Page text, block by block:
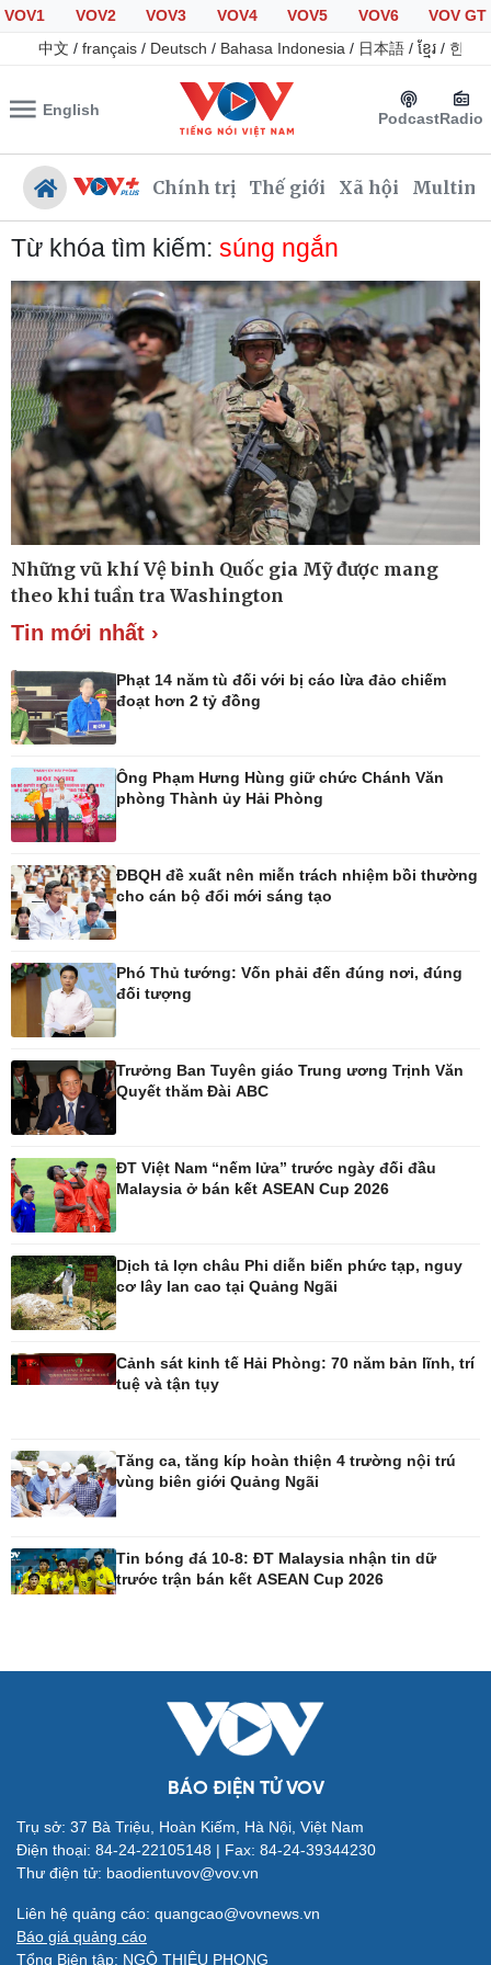
VOV1 VOV2 VOV3 VOV4 VOV5 VOV6
VOV GT
中文 / français / Deutsch / Bahasa Indonesia / 日本語 / ខ្មែរ / 한국
English PodcastRadio
Chính trị Thế giới Xã hội
Chính trị
Đảng
Tổ chức nhân sự
Quốc hội
Nhận diện sự thật
Xã hội
Tin 24h
Dự báo thời tiết
Giáo dục
Dấu ấn VOV
Việc làm
Biển đảo
Thế giới
Quan sát
Cuộc sống đó đây
Multimedia
Ảnh
Infographic
Kinh tế
Bất động sản
Khởi nghiệp
Thị trường
Chứng khoán
Xổ số 3 miền
Vụ án
Tin nóng
Tư vấn luật
Pickleball
Bóng đá Việt Nam
Lịch thi đấu bóng đá
eSports
Ô tô - Xe máy
Ô tô
Xe máy
Thông tin doanh nghiệp
Sành điệu
Tin Công nghệ
Dinh dưỡng - món ngon
Phòng mạch online
Ăn sạch sống khỏe
Đời sống
Nhà đẹp
Tình yêu - Gia đình
Văn hóa
Âm nhạc
Từ khóa tìm kiếm: súng ngắn
Những vũ khí Vệ binh Quốc gia Mỹ được mang
theo khi tuần tra Washington
Tin mới nhất ›
Phạt 14 năm tù đối với bị cáo lừa đảo chiếm
đoạt hơn 2 tỷ đồng
Ông Phạm Hưng Hùng giữ chức Chánh Văn
phòng Thành ủy Hải Phòng
ĐBQH đề xuất nên miễn trách nhiệm bồi thường
cho cán bộ đổi mới sáng tạo
Phó Thủ tướng: Vốn phải đến đúng nơi, đúng
đối tượng
Trưởng Ban Tuyên giáo Trung ương Trịnh Văn
Quyết thăm Đài ABC
ĐT Việt Nam “nếm lửa” trước ngày đối đầu
Malaysia ở bán kết ASEAN Cup 2026
Dịch tả lợn châu Phi diễn biến phức tạp, nguy
cơ lây lan cao tại Quảng Ngãi
Cảnh sát kinh tế Hải Phòng: 70 năm bản lĩnh, trí
tuệ và tận tụy
Tăng ca, tăng kíp hoàn thiện 4 trường nội trú
vùng biên giới Quảng Ngãi
Tin bóng đá 10-8: ĐT Malaysia nhận tin dữ
trước trận bán kết ASEAN Cup 2026
BÁO ĐIỆN TỬ VOV
Trụ sở: 37 Bà Triệu, Hoàn Kiếm, Hà Nội, Việt Nam
Điện thoại: 84-24-22105148 | Fax: 84-24-39344230
Thư điện tử: baodientuvov@vov.vn
Liên hệ quảng cáo: quangcao@vovnews.vn
Báo giá quảng cáo
Tổng Biên tập: NGÔ THIỆU PHONG